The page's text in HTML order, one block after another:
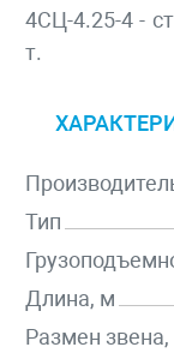
4СЦ-4.25-4 -
т.
Тип
Длина, м
Размен